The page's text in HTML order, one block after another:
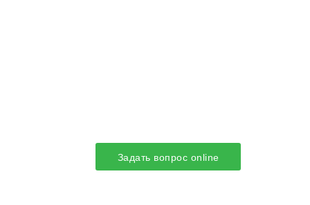
Задать вопрос online